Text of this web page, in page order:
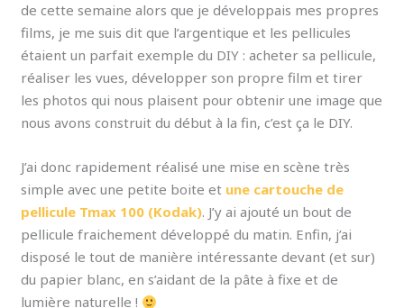
de cette semaine alors que je développais mes propres
films, je me suis dit que l’argentique et les pellicules
étaient un parfait exemple du DIY : acheter sa pellicule,
réaliser les vues, développer son propre film et tirer
les photos qui nous plaisent pour obtenir une image que
nous avons construit du début à la fin, c’est ça le DIY.
J’ai donc rapidement réalisé une mise en scène très
simple avec une petite boite et une cartouche de
pellicule Tmax 100 (Kodak). J’y ai ajouté un bout de
pellicule fraichement développé du matin. Enfin, j’ai
disposé le tout de manière intéressante devant (et sur)
du papier blanc, en s’aidant de la pâte à fixe et de
lumière naturelle !